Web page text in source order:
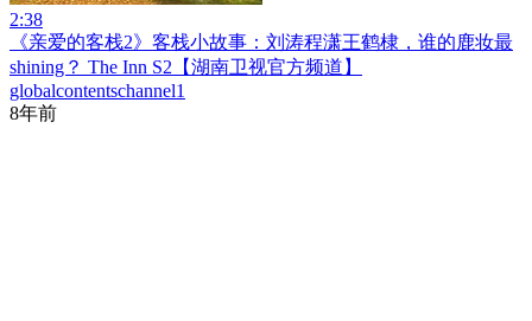
2:38
《亲爱的客栈2》客栈小故事：刘涛程潇王鹤棣，谁的鹿妆最
shining？ The Inn S2【湖南卫视官方频道】
globalcontentschannel1
8年前